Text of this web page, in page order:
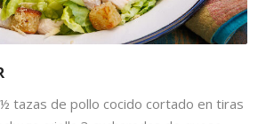
½ tazas de pollo cocido cortado en tiras